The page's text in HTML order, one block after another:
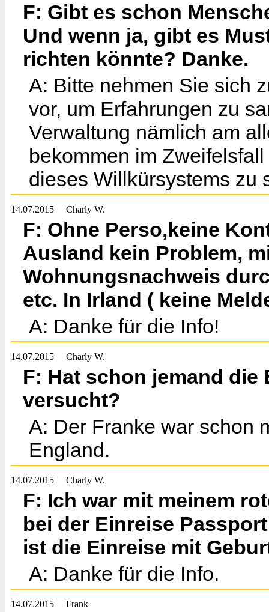
F: Gibt es schon
Und wenn ja, gibt es
richten könnte? Danke.
A: Bitte nehmen Sie sich
vor, um Erfahrungen zu
Verwaltung nämlich am
bekommen im
dieses Willkürsystems zu
14.07.2015 Charly W.
F: Ohne Perso,keine
Ausland kein Problem,
Wohnungsnachweis
etc. In Irland ( keine
A: Danke für die Info!
14.07.2015 Charly W.
F: Hat schon jemand
versucht?
A: Der Franke war schon
England.
14.07.2015 Charly W.
F: Ich war mit meinem
bei der Einreise
ist die Einreise mit
A: Danke für die Info.
14.07.2015 Frank